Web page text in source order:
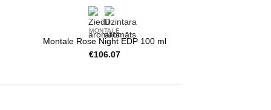
MONTALE
Montale Rose Night EDP 100 ml
€106.07